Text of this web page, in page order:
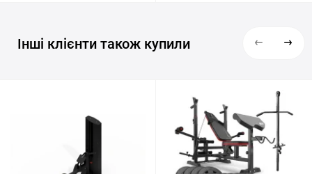
Інші клієнти також купили